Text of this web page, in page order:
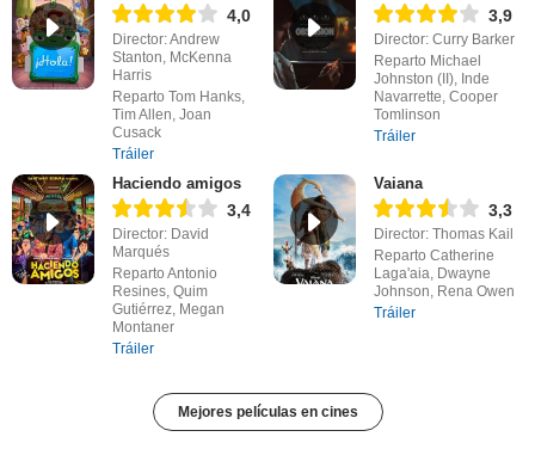
4,0
Director: Andrew
Stanton, McKenna
Harris
Reparto Tom Hanks,
Tim Allen, Joan
Cusack
Tráiler
3,9
Director: Curry Barker
Reparto Michael
Johnston (II), Inde
Navarrette, Cooper
Tomlinson
Tráiler
Haciendo amigos
3,4
Director: David
Marqués
Reparto Antonio
Resines, Quim
Gutiérrez, Megan
Montaner
Tráiler
Vaiana
3,3
Director: Thomas Kail
Reparto Catherine
Laga'aia, Dwayne
Johnson, Rena Owen
Tráiler
Mejores películas en cines